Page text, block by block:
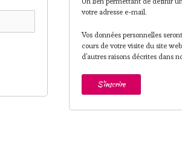
votre adresse e-mail.
Vos données personnelles
cours de votre visite du site
d’autres raisons décrites dans
S’inscrire